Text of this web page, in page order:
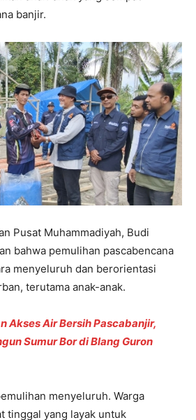
banjir.
Pusat Muhammadiyah, Budi
bahwa pemulihan pascabencana
menyeluruh dan berorientasi
terutama anak-anak.
Akses Air Bersih Pascabanjir,
Sumur Bor di Blang Guron
menyeluruh. Warga
tinggal yang layak untuk